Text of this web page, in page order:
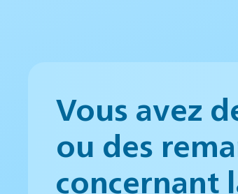
Vous avez
ou des
concernant